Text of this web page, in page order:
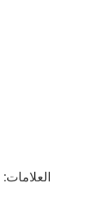
العلامات: